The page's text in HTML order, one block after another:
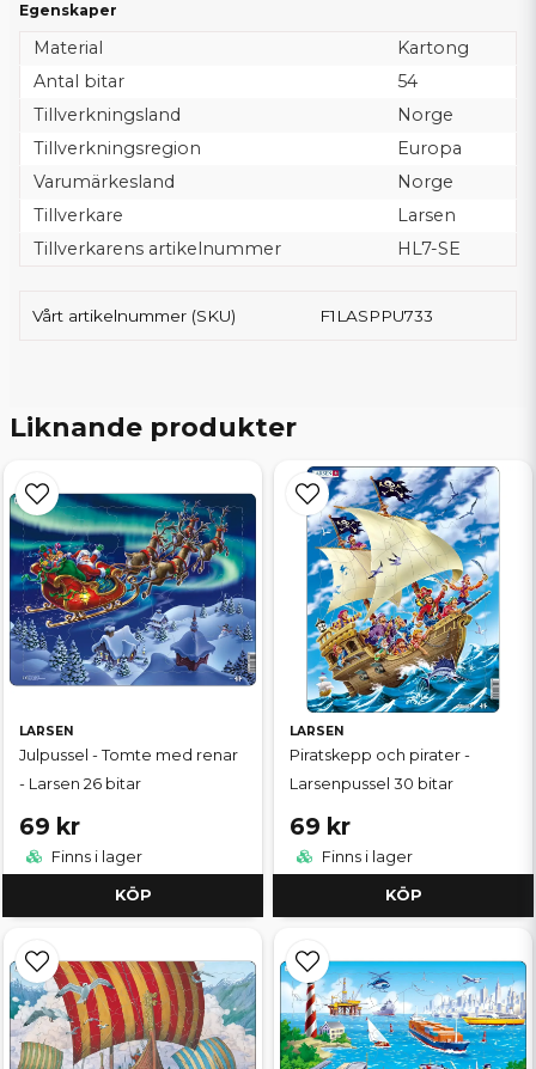
Egenskaper
Material
Kartong
Antal bitar
54
Tillverkningsland
Norge
Tillverkningsregion
Europa
Varumärkesland
Norge
Tillverkare
Larsen
Tillverkarens artikelnummer
HL7-SE
Vårt artikelnummer (SKU) F1LASPPU733
Liknande produkter
LARSEN
Julpussel - Tomte med renar
- Larsen 26 bitar
69 kr
Finns i lager
KÖP
LARSEN
Piratskepp och pirater -
Larsenpussel 30 bitar
69 kr
Finns i lager
KÖP